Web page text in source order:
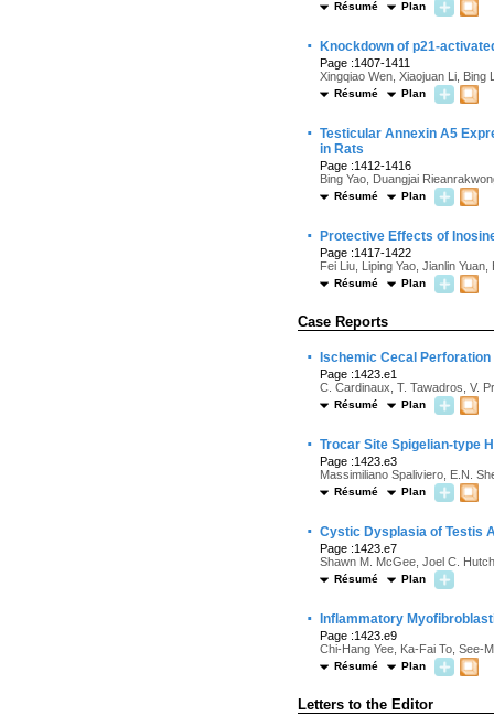
Résumé Plan
· Knockdown of p21-
Page :1407-1411
Xingqiao Wen, Xiaojuan Li, Bing
Résumé Plan
· Testicular Annexin A5
in Rats
Page :1412-1416
Bing Yao, Duangjai
Résumé Plan
· Protective Effects of
Page :1417-1422
Fei Liu, Liping Yao, Jianlin
Résumé Plan
Case Reports
· Ischemic Cecal
Page :1423.e1
C. Cardinaux, T. Tawadros, V.
Résumé Plan
· Trocar Site Spigelian-type
Page :1423.e3
Massimiliano Spaliviero, E.N.
Résumé Plan
· Cystic Dysplasia of Testis
Page :1423.e7
Shawn M. McGee, Joel C.
Résumé Plan
· Inflammatory
Page :1423.e9
Chi-Hang Yee, Ka-Fai To, See-
Résumé Plan
Letters to the Editor